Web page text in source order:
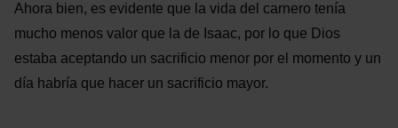
Ahora bien, es evidente que la vida del carnero tenía
mucho menos valor que la de Isaac, por lo que Dios
estaba aceptando un sacrificio menor por el momento y un
día habría que hacer un sacrificio mayor.